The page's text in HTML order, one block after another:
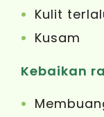
Kulit
Kusam
Kebaikan